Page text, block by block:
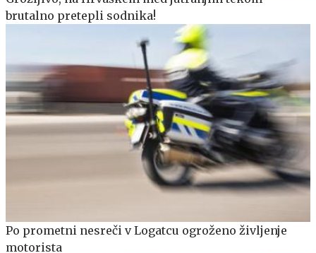
brutalno pretepli sodnika!
Po prometni nesreči v Logatcu ogroženo življenje
motorista